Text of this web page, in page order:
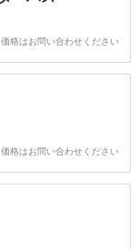
価格はお問い合わせください
価格はお問い合わせください